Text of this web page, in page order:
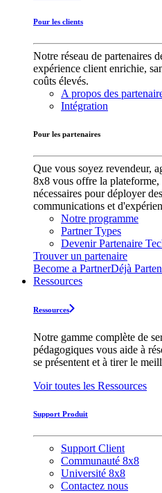
Pour les clients
Notre réseau de partenaires
expérience client enrichie,
coûts élevés.
A propos des
Intégration
Pour les partenaires
Que vous soyez revendeur,
8x8 vous offre la
nécessaires pour déployer
communications et
Notre programme
Partner Types
Devenir Partenaire
Trouver un partenaire
Become a PartnerDéjà
Ressources
Ressources
Notre gamme complète de
pédagogiques vous aide à
se présentent et à tirer le
Voir toutes les Ressources
Support Produit
Support Client
Communauté 8x8
Université 8x8
Contactez nous